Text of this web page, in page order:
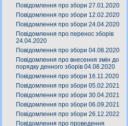
Повідомлення про збори 27.01.2020
Повідомлення про збори 12.02.2020
Повідомлення про збори 24.04.2020
Повідомлення про перенос зборів
24.04.2020
Повідомлення про збори 04.08.2020
Повідомлення про внесення змін до
порядку денного зборів 04.08.2020
Повідомлення про збори 16.11.2020
Повідомлення про збори 05.02.2021
Повідомлення про збори 30.04.2021
Повідомлення про збори 06.09.2021
Повідомлення про збори 26.12.2022
Повідомлення про проведення